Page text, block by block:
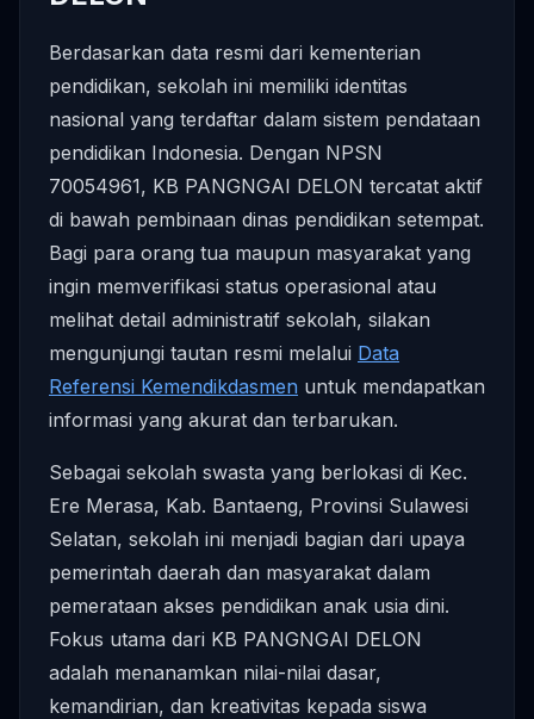
Berdasarkan data resmi dari kementerian
pendidikan, sekolah ini memiliki identitas
nasional yang terdaftar dalam sistem pendataan
pendidikan Indonesia. Dengan NPSN
70054961, KB PANGNGAI DELON tercatat aktif
di bawah pembinaan dinas pendidikan setempat.
Bagi para orang tua maupun masyarakat yang
ingin memverifikasi status operasional atau
melihat detail administratif sekolah, silakan
mengunjungi tautan resmi melalui Data
Referensi Kemendikdasmen untuk mendapatkan
informasi yang akurat dan terbarukan.
Sebagai sekolah swasta yang berlokasi di Kec.
Ere Merasa, Kab. Bantaeng, Provinsi Sulawesi
Selatan, sekolah ini menjadi bagian dari upaya
pemerintah daerah dan masyarakat dalam
pemerataan akses pendidikan anak usia dini.
Fokus utama dari KB PANGNGAI DELON
adalah menanamkan nilai-nilai dasar,
kemandirian, dan kreativitas kepada siswa